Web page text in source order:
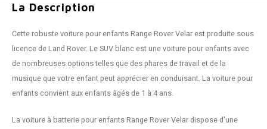
La Description
Cette robuste voiture pour enfants Range Rover Velar est produite sous
licence de Land Rover. Le SUV blanc est une voiture pour enfants avec
de nombreuses options telles que des phares de travail et de la
musique que votre enfant peut apprécier en conduisant. La voiture pour
enfants convient aux enfants âgés de 1 à 4 ans.
La voiture à batterie pour enfants Range Rover Velar dispose d'une